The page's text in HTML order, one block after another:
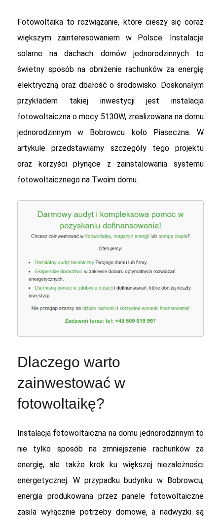
Fotowoltaika to rozwiązanie, które cieszy się coraz
większym zainteresowaniem w Polsce. Instalacje
solarne na dachach domów jednorodzinnych to
świetny sposób na obniżenie rachunków za energię
elektryczną oraz dbałość o środowisko. Doskonałym
przykładem takiej inwestycji jest instalacja
fotowoltaiczna o mocy 5130W, zrealizowana na domu
jednorodzinnym w Bobrowcu koło Piaseczna. W
artykule przedstawiamy szczegóły tego projektu
oraz korzyści płynące z zainstalowania systemu
fotowoltaicznego na Twoim domu.
Dlaczego warto
zainwestować w
fotowoltaikę?
Instalacja fotowoltaiczna na domu jednorodzinnym to
nie tylko sposób na zmniejszenie rachunków za
energię, ale także krok ku większej niezależności
energetycznej. W przypadku budynku w Bobrowcu,
energia produkowana przez panele fotowoltaiczne
zasila wyłącznie potrzeby domowe, a nadwyżki są